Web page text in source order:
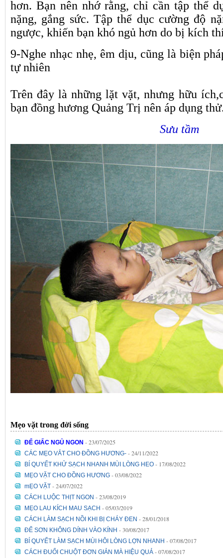
hơn. Bạn nên nhớ rằng, chỉ cần tập thể
nặng, gắng sức. Tập thể dục cường độ
ngược, khiến bạn khó ngủ hơn do bị kích
9-Nghe nhạc nhẹ, êm dịu, cũng là biện
tự nhiên
Trên đây là những lặt vặt, nhưng hữu
bạn đồng hương Quảng Trị nên áp dụng
Sưu tầm
Mẹo vặt trong đời sống
ĐỂ GIẤC NGỦ NGON - 23/07/2025
CÁC MẸO VẮT CHO ĐỒNG HƯƠNG- - 24/11/2022
BÍ QUYẾT KHỬ SẠCH NHANH MÙI LÒNG HEO - 17/08/2022
MẸO VẶT CHO ĐỒNG HƯƠNG - 03/08/2022
mẸO VẶT - 24/07/2022
CÁCH LUỘC THỊT NGON - 23/08/2019
MẸO LAU KÍCH MAU SẠCH - 05/03/2019
CÁCH LÀM SẠCH NỒI KHI BỊ CHÁY ĐEN - 28/01/2018
ĐỂ SƠN KHÔNG DÍNH VÀO KÍNH - 30/08/2017
BÍ QUYẾT LÀM SẠCH MÙI HÔI LÒNG LỢN NHANH - 07/08/2017
CÁCH ĐUỔI CHUỘT ĐƠN GIẢN MÀ HIỆU QUẢ - 07/08/2017